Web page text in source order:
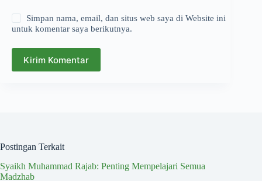
Simpan nama, email, dan situs web saya di Website ini
untuk komentar saya berikutnya.
Kirim Komentar
Postingan Terkait
Syaikh Muhammad Rajab: Penting Mempelajari Semua
Madzhab